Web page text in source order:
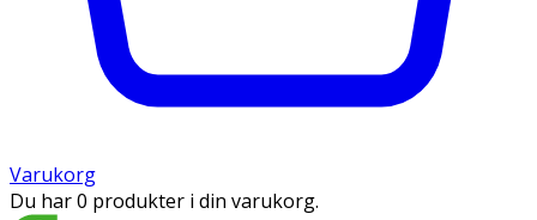
Varukorg
Du har 0 produkter i din varukorg.